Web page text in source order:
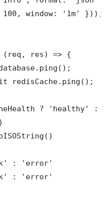
100, window: '1m' }));
(req, res) => {
redisCache.ping();
? 'healthy' :
: 'error'
: 'error'